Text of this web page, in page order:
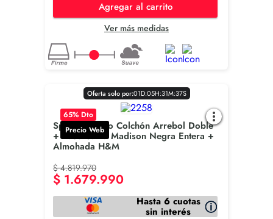
Agregar al carrito
Ver más medidas
Oferta solo por:01D:05H:31M:36S
65% Dto
Precio Web
Spring Combo Colchón Arrebol Doble
+ Base Cama Madison Negra Entera +
Almohada H&M
$ 4.819.970
$ 1.679.990
Hasta 6 cuotas
sin interés